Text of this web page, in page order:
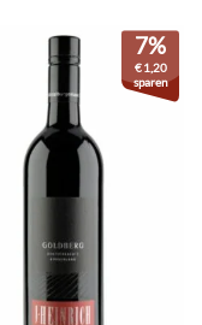
7%
€1,20
sparen